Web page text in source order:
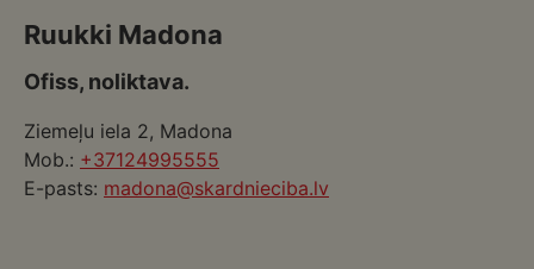
Ruukki Madona
Ofiss, noliktava.
Ziemeļu iela 2, Madona
Mob.: +37124995555
E-pasts: madona@skardnieciba.lv